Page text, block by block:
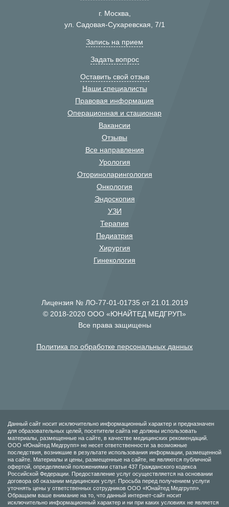
г. Москва,
ул. Садовая-Сухаревская, 7/1
Запись на прием
Задать вопрос
Оставить свой отзыв
Наши специалисты
Правовая информация
Операционная и стационар
Вакансии
Отзывы
Все направления
Урология
Оториноларингология
Онкология
Эндоскопия
УЗИ
Терапия
Педиатрия
Хирургия
Гинекология
Лицензия № ЛО-77-01-01735 от 21.01.2019
© 2018-2020 ООО «ЮНАЙТЕД МЕДГРУП»
Все права защищены
Политика по обработке персональных данных
Данный сайт носит исключительно информационный характер и предназначен
для образовательных целей, посетители сайта не должны использовать
материалы, размещенные на сайте, в качестве медицинских рекомендаций.
ООО «Юнайтед Медгрупп» не несет ответственности за возможные
последствия, возникшие в результате использования информации, размещенной
на сайте. Материалы и цены, размещенные на сайте, не являются публичной
офертой, определяемой положениями статьи 437 Гражданского кодекса
Российской Федерации. Предоставление услуг осуществляется на основании
договора об оказании медицинских услуг. Просьба перед получением услуги
уточнять цены у ответственных сотрудников ООО «Юнайтед Медгрупп».
Обращаем ваше внимание на то, что данный интернет-сайт носит
исключительно информационный характер и ни при каких условиях не является